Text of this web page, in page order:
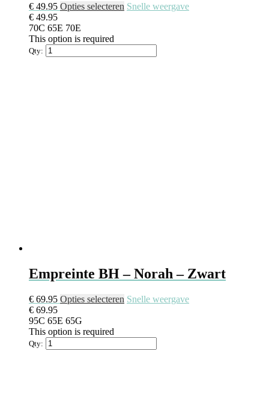
€ 49.95 Opties selecteren Dit
Deze
Snelle weergave
€ 49.95
70C 65E 70E
This option is required
Qty:
Empreinte BH – Norah – Zwart
€ 69.95 Opties selecteren Dit
Deze
Snelle weergave
€ 69.95
95C 65E 65G
This option is required
Qty: